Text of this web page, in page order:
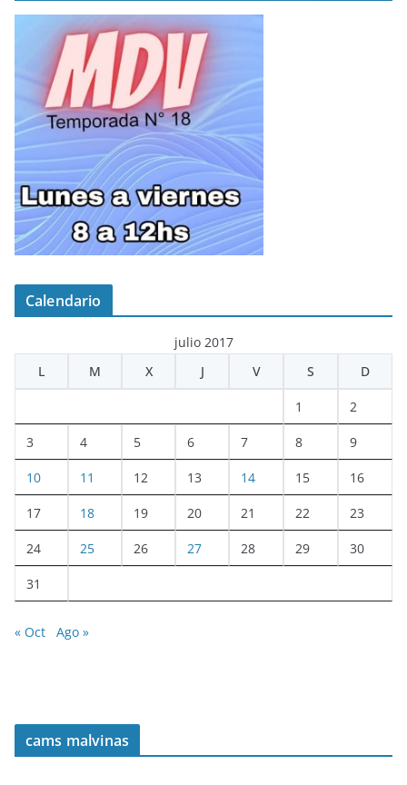
Calendario
julio 2017
L
M X J V S D
1 2
3 4 5 6 7 8 9
10 11 12 13 14 15 16
17 18 19 20 21 22 23
24 25 26 27 28 29 30
31
« Oct Ago »
cams malvinas